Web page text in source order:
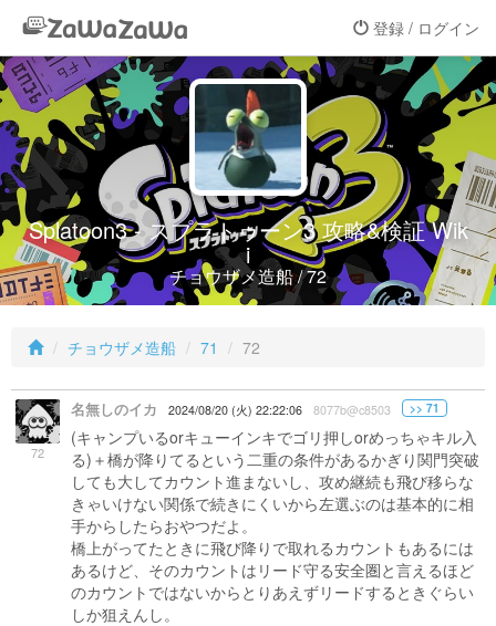
登録 / ログイン
Splatoon3 - スプラトゥーン3 攻略&検証 Wik
i
チョウザメ造船 / 72
チョウザメ造船 71 72
72
名無しのイカ 2024/08/20 (火) 22:22:06 8077b@c8503 >> 71
(キャンプいるorキューインキでゴリ押しorめっちゃキル入
る)＋橋が降りてるという二重の条件があるかぎり関門突破
しても大してカウント進まないし、攻め継続も飛び移らな
きゃいけない関係で続きにくいから左選ぶのは基本的に相
手からしたらおやつだよ。
橋上がってたときに飛び降りで取れるカウントもあるには
あるけど、そのカウントはリード守る安全圏と言えるほど
のカウントではないからとりあえずリードするときぐらい
しか狙えんし。